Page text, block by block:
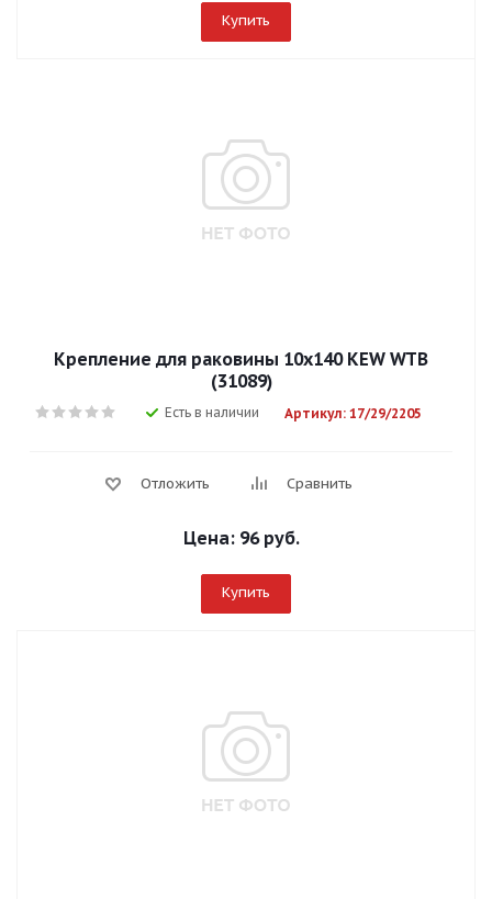
Купить
Крепление для раковины 10х140 KEW WTB
(31089)
Есть в наличии Артикул: 17/29/2205
Отложить Сравнить
Цена: 96 руб.
Купить